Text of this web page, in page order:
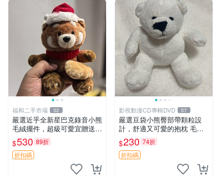
福和二手市場 32
嚴選近乎全新星巴克錄音小熊
毛絨擺件，超級可愛宜贈送掛
飾 錄音小熊 毛絨擺件 贈品
$530 89折
折扣碼
影視動漫CD專輯DVD 57
嚴選豆袋小熊臀部帶顆粒設
計，舒適又可愛的抱枕 毛絨
抱枕、臀部按摩、坐墊
$230 74折
折扣碼